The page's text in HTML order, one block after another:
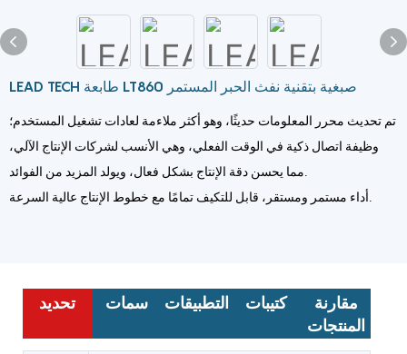
LEAD TECH طابعة LT860 صبغية بتقنية نفث الحبر المستمر
تم تحديث محرر المعلومات حديثًا، وهو أكثر ملاءمة لعادات تشغيل المستخدم؛
وظيفة اتصال ذكية في الوقت الفعلي، وهي الأنسب لشركات الإنتاج الآلي،
مما يحسن دقة الإنتاج بشكل فعال، ويولد المزيد من الفوائد.
أداء مستمر ومستقر، قابل للتكيف تمامًا مع خطوط الإنتاج عالية السرعة.
تحديد سمات التطبيقات كتيبات
مقارنة
المنتجات